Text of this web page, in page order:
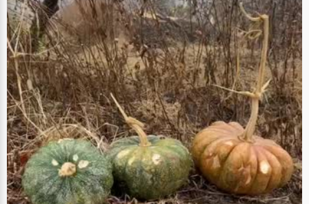
段时间后，也能把持住自己了"。 数学是个头疼的问题 要说高考的遗憾，林
婵娟脱口而出，"数学，绝对是数学，太糟糕了"。提起数学，林婵娟就直摇
头，虽然高考的时候，林婵娟拿到了有史以来最好的分数，但是110分的成绩
跟其他状元比起来，还是有很大差距的，好在她的英语和语文比较厉害，把
总分拉了起来。 "以前我偏科比较厉害，数学特别不好，总是不及格，最差的
时候经常只考六七十分（一百五十分的总分），老师们虽然常常教育我要认
真一些，多花点时间在数学上，但是我对数学就是喜欢不起来，不愿意花太
多精力，最后老师也对我无奈了，有种恨铁不成钢的感觉"，林婵娟说，爸爸
对他的数学也是十分的"痛心疾首"，"他数学很好，可是我偏偏没有遗传到他
的优点。看来他对我的数学也不抱太大希望了，要求也不高，只是希望我多
考几次及格就很安慰了"，林婵娟吐了吐舌头，庆幸自己在高考中很幸运的拿
到了110分的好成绩。 状元的花样生活 不要以为，状元们都是只会读书没有
时间娱乐的"书呆子"，林婵娟的生活可是非常的丰富多彩。 看武侠。林婵娟
的读书启蒙来自武侠小说，她最喜欢看的也是武侠小说，金庸，古龙，黄易
的作品她都能侃侃而谈，尤其是金庸的小说，更培养了她的侠气。 玩网游。
林婵娟对电脑的熟悉开始于游戏，初三的时候，爸爸给家里添置了电脑，主
要用途就是给林婵娟玩游戏，美其名曰"培养女儿对电脑的兴趣和了解"。之
后，林婵娟玩了很多游戏，单机，网游都染指过，尤其是近几年风靡全球的